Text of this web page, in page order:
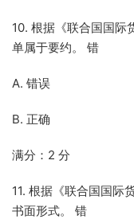
10. 根据《联合国国际
单属于要约。 错
A. 错误
B. 正确
满分：2 分
11. 根据《联合国国际
书面形式。 错